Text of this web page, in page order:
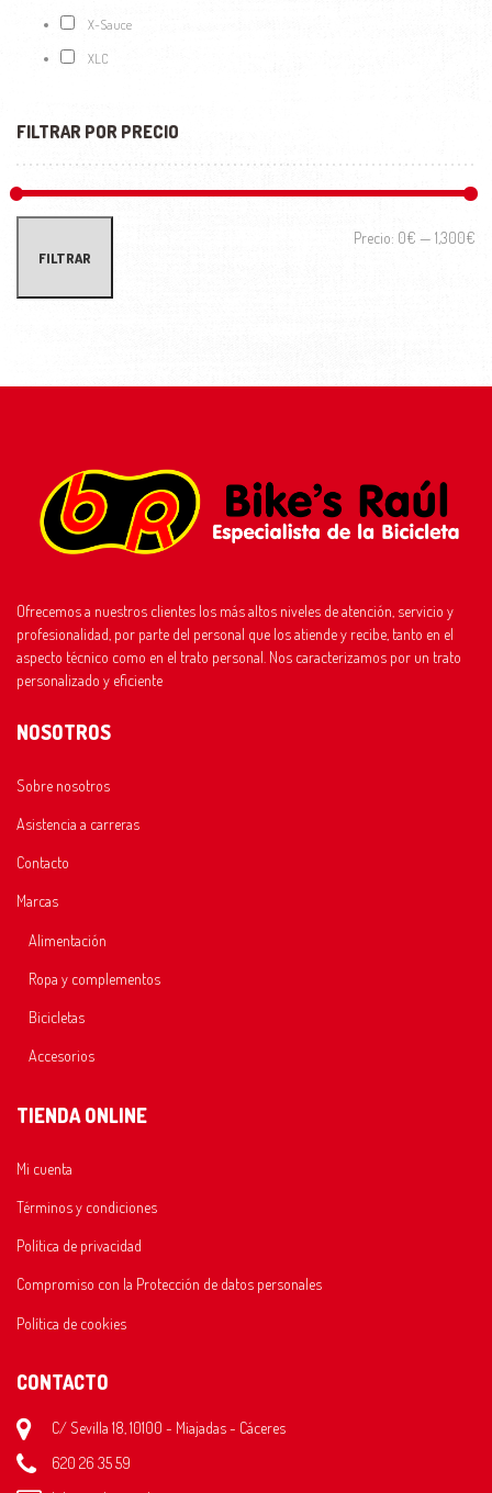
X-Sauce
XLC
FILTRAR POR PRECIO
FILTRAR
Precio: 0€ — 1,300€
Ofrecemos a nuestros clientes los más altos niveles de atención, servicio y
profesionalidad, por parte del personal que los atiende y recibe, tanto en el
aspecto técnico como en el trato personal. Nos caracterizamos por un trato
personalizado y eficiente
NOSOTROS
Sobre nosotros
Asistencia a carreras
Contacto
Marcas
Alimentación
Ropa y complementos
Bicicletas
Accesorios
TIENDA ONLINE
Mi cuenta
Términos y condiciones
Política de privacidad
Compromiso con la Protección de datos personales
Política de cookies
CONTACTO
C/ Sevilla 18, 10100 - Miajadas - Cáceres
620 26 35 59